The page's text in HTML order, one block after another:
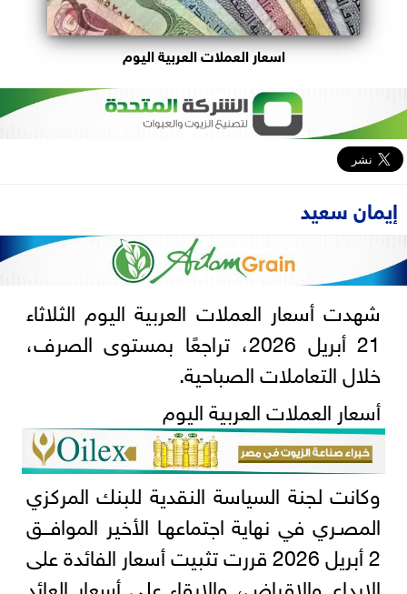
اسعار العملات العربية اليوم
إيمان سعيد
شهدت أسعار العملات العربية اليوم الثلاثاء
21 أبريل 2026، تراجعًا بمستوى الصرف،
خلال التعاملات الصباحية.
أسعار العملات العربية اليوم
وكانت لجنة السياسة النقدية للبنك المركزي
المصـري في نهاية اجتماعهـا الأخير الموافـــق
2 أبريل 2026 قررت تثبيت أسعار الفائدة على
الإيداع والإقراض، والإبقاء على أسعار العائد